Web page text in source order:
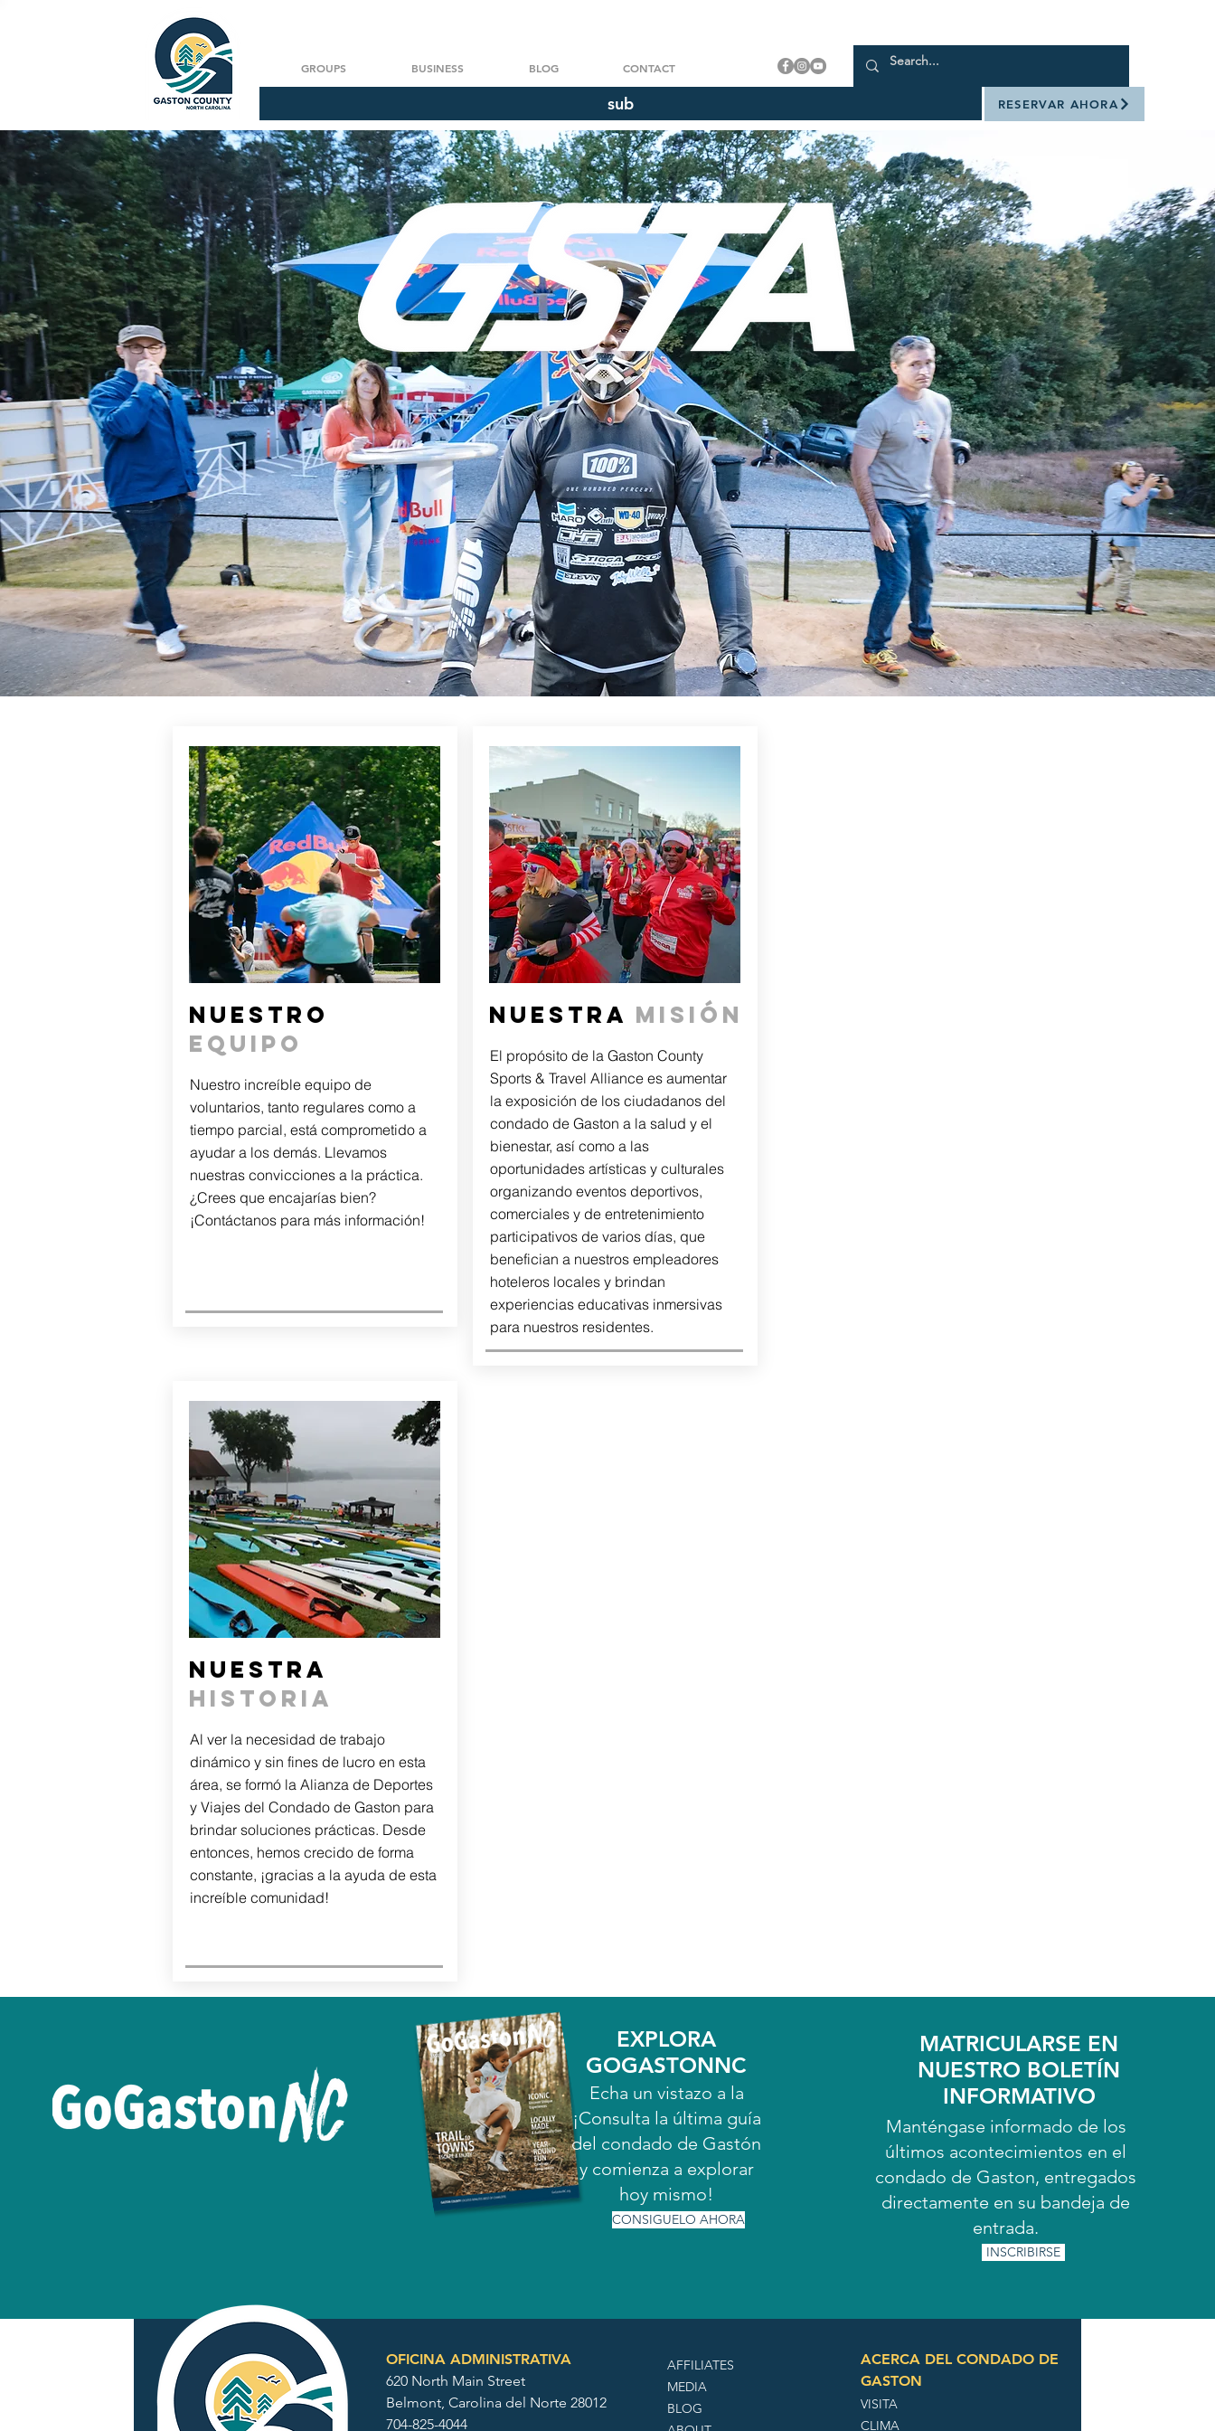
GROUPS BUSINESS BLOG CONTACT
sub RESERVAR AHORA
NUESTRO
EQUIPO
Nuestro increíble equipo de
voluntarios, tanto regulares como a
tiempo parcial, está comprometido a
ayudar a los demás. Llevamos
nuestras convicciones a la práctica.
¿Crees que encajarías bien?
¡Contáctanos para más información!
NUESTRA MISIÓN
El propósito de la Gaston County
Sports & Travel Alliance es aumentar
la exposición de los ciudadanos del
condado de Gaston a la salud y el
bienestar, así como a las
oportunidades artísticas y culturales
organizando eventos deportivos,
comerciales y de entretenimiento
participativos de varios días, que
benefician a nuestros empleadores
hoteleros locales y brindan
experiencias educativas inmersivas
para nuestros residentes.
NUESTRA
HISTORIA
Al ver la necesidad de trabajo
dinámico y sin fines de lucro en esta
área, se formó la Alianza de Deportes
y Viajes del Condado de Gaston para
brindar soluciones prácticas. Desde
entonces, hemos crecido de forma
constante, ¡gracias a la ayuda de esta
increíble comunidad!
EXPLORA
GOGASTONNC
Echa un vistazo a la
¡Consulta la última guía
del condado de Gastón
y comienza a explorar
hoy mismo!
CONSIGUELO AHORA
MATRICULARSE EN
NUESTRO BOLETÍN
INFORMATIVO
Manténgase informado de los
últimos acontecimientos en el
condado de Gaston, entregados
directamente en su bandeja de
entrada.
INSCRIBIRSE
OFICINA ADMINISTRATIVA
620 North Main Street
Belmont, Carolina del Norte 28012
704-825-4044
AFFILIATES
MEDIA
BLOG
ACERCA DEL CONDADO DE
GASTON
VISITA
CLIMA